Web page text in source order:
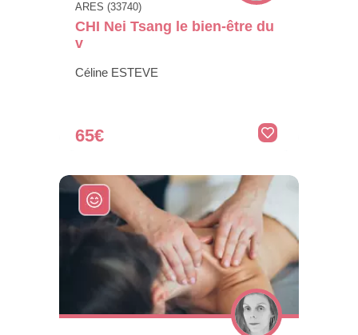
ARES (33740)
CHI Nei Tsang le bien-être du
v
Céline ESTEVE
65€